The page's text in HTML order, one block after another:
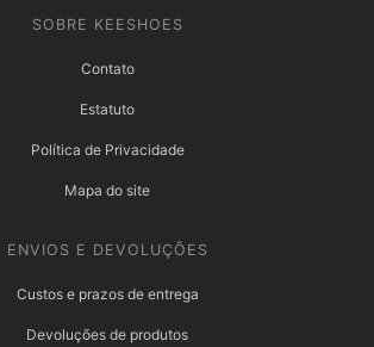
SOBRE KEESHOES
Contato
Estatuto
Política de Privacidade
Mapa do site
ENVIOS E DEVOLUÇÕES
Custos e prazos de entrega
Devoluções de produtos